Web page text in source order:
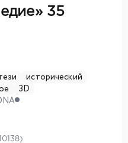
35
исторический
3D